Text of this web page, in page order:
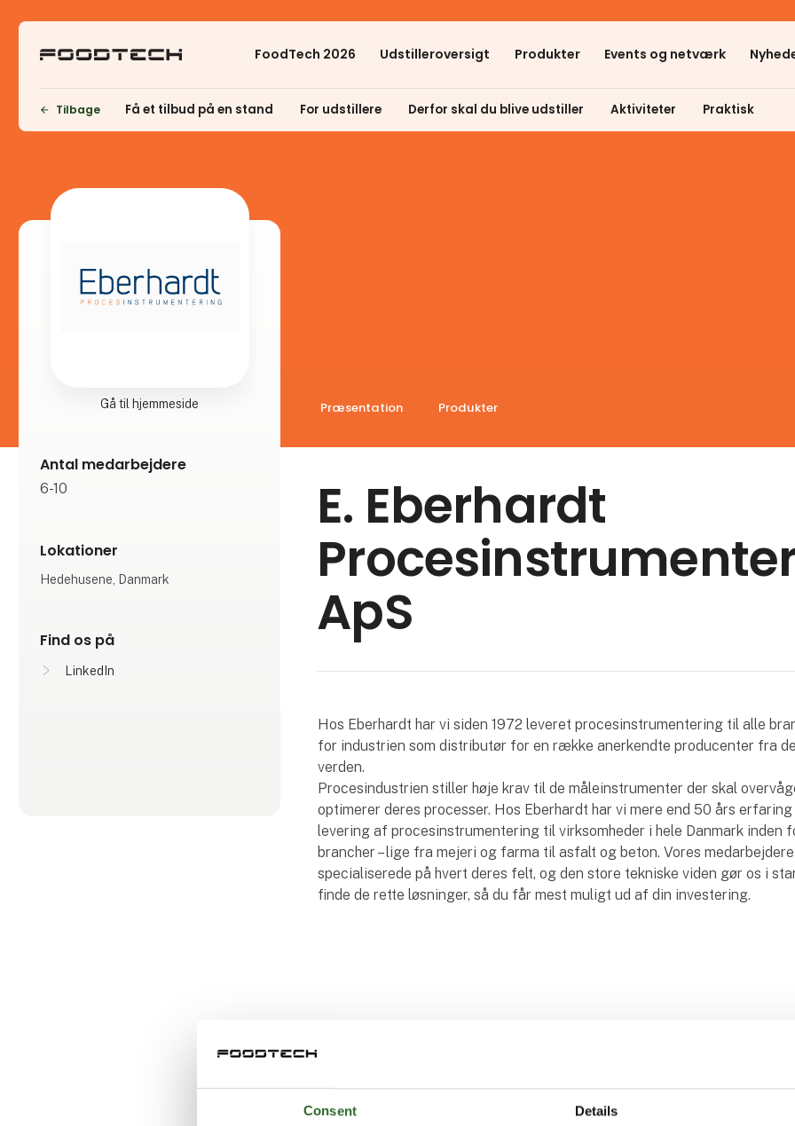
Consent Details
FoodTech 2026 Udstilleroversigt Produkter Events og netværk
Tilbage Få et tilbud på en stand For udstillere Derfor skal du blive udstiller Aktiviteter Praktisk
Præsentation Produkter
Gå til hjemmeside
Antal medarbejdere
6-10
Lokationer
Hedehusene, Danmark
Find os på
LinkedIn
E. Eberhardt
ApS
Hos Eberhardt har vi siden 1972 leveret procesinstrumentering til alle
for industrien som distributør for en række anerkendte producenter fra
verden.
Procesindustrien stiller høje krav til de måleinstrumenter der skal
optimerer deres processer. Hos Eberhardt har vi mere end 50 års erfaring
levering af procesinstrumentering til virksomheder i hele Danmark inden
brancher – lige fra mejeri og farma til asfalt og beton. Vores
specialiserede på hvert deres felt, og den store tekniske viden gør os i
finde de rette løsninger, så du får mest muligt ud af din investering.